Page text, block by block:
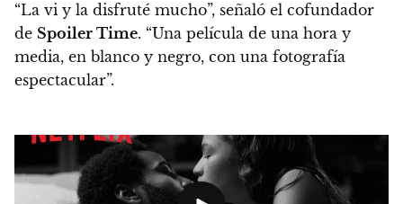
“La vi y la disfruté mucho”, señaló el cofundador
de Spoiler Time. “Una película de una hora y
media, en blanco y negro, con una fotografía
espectacular”.